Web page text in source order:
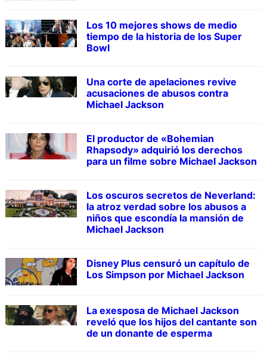
Los 10 mejores shows de medio
tiempo de la historia de los Super
Bowl
Una corte de apelaciones revive
acusaciones de abusos contra
Michael Jackson
El productor de «Bohemian
Rhapsody» adquirió los derechos
para un filme sobre Michael Jackson
Los oscuros secretos de Neverland:
la atroz verdad sobre los abusos a
niños que escondía la mansión de
Michael Jackson
Disney Plus censuró un capítulo de
Los Simpson por Michael Jackson
La exesposa de Michael Jackson
reveló que los hijos del cantante son
de un donante de esperma